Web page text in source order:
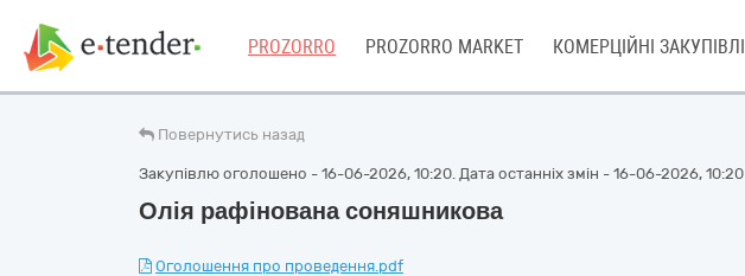
PROZORRO PROZORRO MARKET КОМЕРЦІЙНІ ЗАКУПІВЛІ
Повернутись назад
Закупівлю оголошено - 16-06-2026, 10:20. Дата останніх змін - 16-06-2026, 10:20
Олія рафінована соняшникова
Оголошення про проведення.pdf